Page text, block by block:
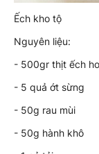
Ếch kho tộ
Nguyên liệu:
- 500gr thịt ếch
- 5 quả ớt sừng
- 50g rau mùi
- 50g hành khô